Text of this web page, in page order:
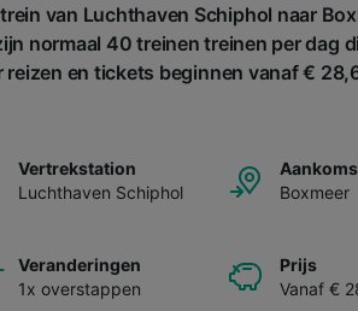
van Luchthaven Schiphol naar
normaal 40 treinen treinen per dag
reizen en tickets beginnen vanaf €
Vertrekstation
Luchthaven Schiphol
Boxmeer
Veranderingen
1x overstappen
Prijs
Vanaf €